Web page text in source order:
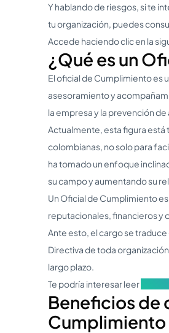
Y hablando de riesgos, si te
tu organización, puedes
Accede haciendo clic en la
¿Qué es un
El oficial de Cumplimiento es
asesoramiento y
la empresa y la prevención
Actualmente, esta figura está
colombianas, no solo para
ha tomado un enfoque
su campo y aumentando su
Un Oficial de Cumplimiento
reputacionales, financieros y
Ante esto, el cargo se
Directiva de toda
largo plazo.
Te podría interesar leer
Beneficios de
Cumplimiento